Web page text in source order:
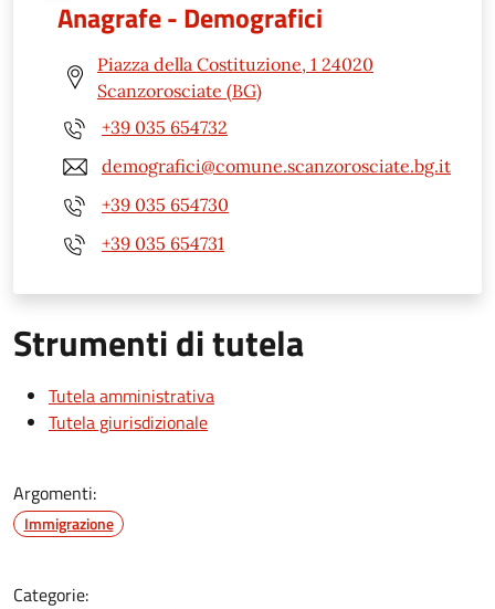
Anagrafe - Demografici
Piazza della Costituzione, 1 24020
Scanzorosciate (BG)
+39 035 654732
demografici@comune.scanzorosciate.bg.it
+39 035 654730
+39 035 654731
Strumenti di tutela
Tutela amministrativa
Tutela giurisdizionale
Argomenti:
Immigrazione
Categorie: